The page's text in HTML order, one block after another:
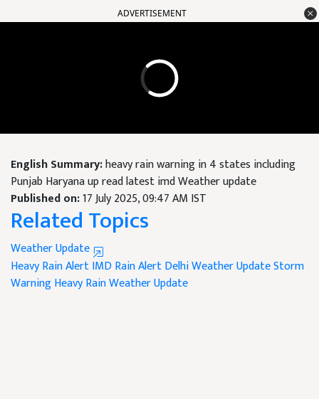
ADVERTISEMENT
English Summary:heavy rain warning in 4 states including
Punjab Haryana up read latest imd Weather update
Published on:17 July 2025, 09:47 AM IST
Related Topics
Weather Update
Heavy Rain AlertIMD Rain AlertDelhi Weather UpdateStorm
WarningHeavy RainWeather Update